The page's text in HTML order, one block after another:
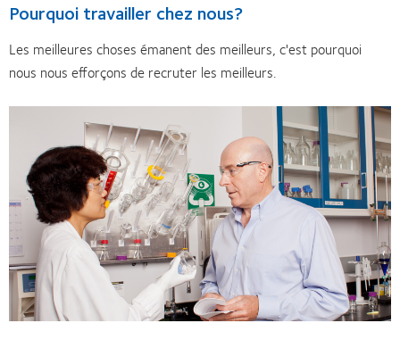
Pourquoi travailler chez nous?
Les meilleures choses émanent des meilleurs, c'est pourquoi
nous nous efforçons de recruter les meilleurs.